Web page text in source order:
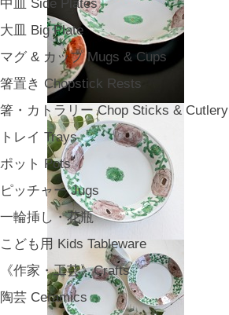
中皿 Side Plates
大皿 Big Plate
マグ & カップ Mugs & Cups
箸置き Chopstick Rests
箸・カトラリー Chop Sticks & Cutlery
トレイ Trays
ポット Pots
ピッチャー Jugs
一輪挿し・花瓶
こども用 Kids Tableware
《作家・工芸》Crafts
陶芸 Ceramics